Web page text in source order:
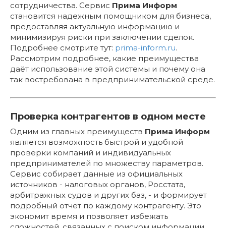
сотрудничества. Сервис Прима Информ
становится надежным помощником для бизнеса,
предоставляя актуальную информацию и
минимизируя риски при заключении сделок.
Подробнее смотрите тут: prima-inform.ru.
Рассмотрим подробнее, какие преимущества
даёт использование этой системы и почему она
так востребована в предпринимательской среде.
Проверка контрагентов в одном месте
Одним из главных преимуществ Прима Информ
является возможность быстрой и удобной
проверки компаний и индивидуальных
предпринимателей по множеству параметров.
Сервис собирает данные из официальных
источников - налоговых органов, Росстата,
арбитражных судов и других баз, - и формирует
подробный отчет по каждому контрагенту. Это
экономит время и позволяет избежать